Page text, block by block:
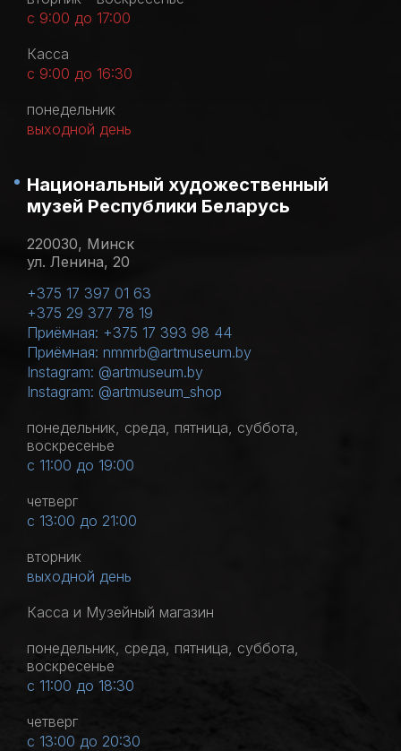
с 9:00 до 17:00
Касса
с 9:00 до 16:30
понедельник
выходной день
Национальный художественный
музей Республики Беларусь
220030, Минск
ул. Ленина, 20
+375 17 397 01 63
+375 29 377 78 19
Приёмная: +375 17 393 98 44
Приёмная: nmmrb@artmuseum.by
Instagram: @artmuseum.by
Instagram: @artmuseum_shop
понедельник, среда, пятница, суббота,
воскресенье
с 11:00 до 19:00
четверг
с 13:00 до 21:00
вторник
выходной день
Касса и Музейный магазин
понедельник, среда, пятница, суббота,
воскресенье
с 11:00 до 18:30
четверг
с 13:00 до 20:30